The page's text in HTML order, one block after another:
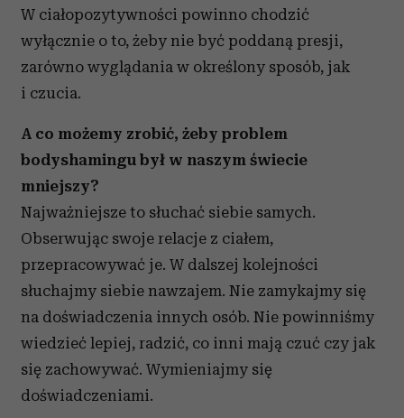
W ciałopozytywności powinno chodzić
wyłącznie o to, żeby nie być poddaną presji,
zarówno wyglądania w określony sposób, jak
i czucia.
A co możemy zrobić, żeby problem
bodyshamingu był w naszym świecie
mniejszy?
Najważniejsze to słuchać siebie samych.
Obserwując swoje relacje z ciałem,
przepracowywać je. W dalszej kolejności
słuchajmy siebie nawzajem. Nie zamykajmy się
na doświadczenia innych osób. Nie powinniśmy
wiedzieć lepiej, radzić, co inni mają czuć czy jak
się zachowywać. Wymieniajmy się
doświadczeniami.